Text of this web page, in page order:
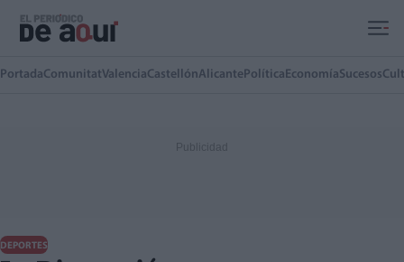
PortadaComunitatValenciaCastellónAlicante Política EconomíaSucesos
DEPORTES